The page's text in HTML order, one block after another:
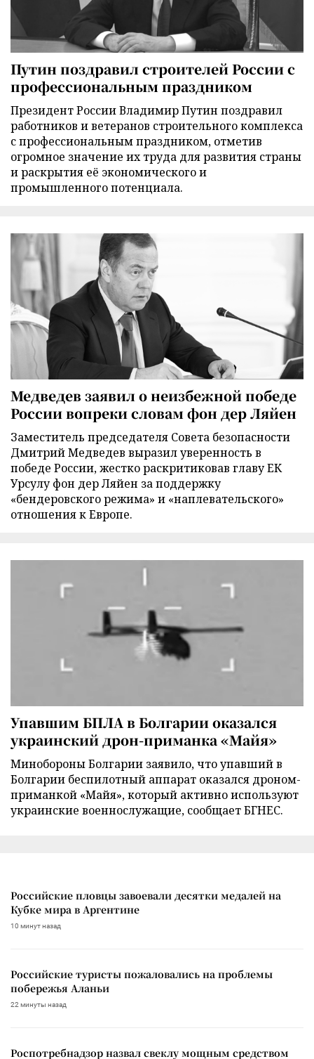
Путин поздравил строителей России с
профессиональным праздником
Президент России Владимир Путин поздравил
работников и ветеранов строительного комплекса
с профессиональным праздником, отметив
огромное значение их труда для развития страны
и раскрытия её экономического и
промышленного потенциала.
Медведев заявил о неизбежной победе
России вопреки словам фон дер Ляйен
Заместитель председателя Совета безопасности
Дмитрий Медведев выразил уверенность в
победе России, жестко раскритиковав главу ЕК
Урсулу фон дер Ляйен за поддержку
«бендеровского режима» и «наплевательского»
отношения к Европе.
Упавшим БПЛА в Болгарии оказался
украинский дрон-приманка «Майя»
Минобороны Болгарии заявило, что упавший в
Болгарии беспилотный аппарат оказался дроном-
приманкой «Майя», который активно используют
украинские военнослужащие, сообщает БГНЕС.
Российские пловцы завоевали десятки медалей на
Кубке мира в Аргентине
10 минут назад
Российские туристы пожаловались на проблемы
побережья Аланьи
22 минуты назад
Роспотребнадзор назвал свеклу мощным средством